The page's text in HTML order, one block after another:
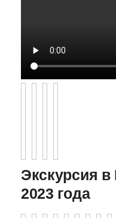
Экскурсия в
2023 года